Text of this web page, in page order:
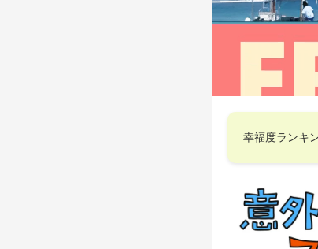
幸福度ランキ